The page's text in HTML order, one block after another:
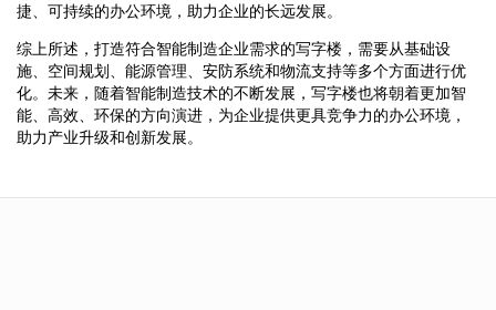
捷、可持续的办公环境，助力企业的长远发展。
综上所述，打造符合智能制造企业需求的写字楼，需要从基础设
施、空间规划、能源管理、安防系统和物流支持等多个方面进行优
化。未来，随着智能制造技术的不断发展，写字楼也将朝着更加智
能、高效、环保的方向演进，为企业提供更具竞争力的办公环境，
助力产业升级和创新发展。